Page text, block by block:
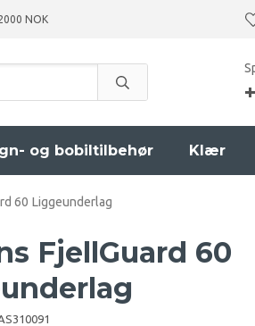
NOK
og bobiltilbehør Klær
60 Liggeunderlag
FjellGuard 60